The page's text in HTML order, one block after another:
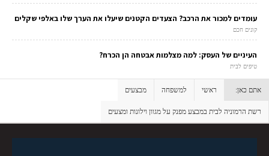
עומדים למכור את הרכב? הצעדים הקטנים שיעלו את הערך שלו באלפי שקלים
קונים חכם
העיניים של העסק: למה מצלמות אבטחה הן הכרח?
טיפים לבית
אתם כאן: ראשי למשפחה מבצעים
רשת הרמוניה לבית במבצע מפנק על מגוון וילונות ומצעים